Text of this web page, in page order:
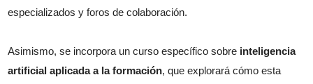
especializados y foros de colaboración.
Asimismo, se incorpora un curso específico sobre inteligencia
artificial aplicada a la formación, que explorará cómo esta